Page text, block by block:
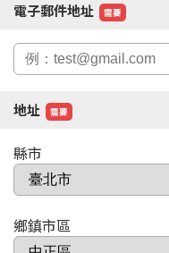
電子郵件地址 需要
地址 需要
縣市
鄉鎮市區